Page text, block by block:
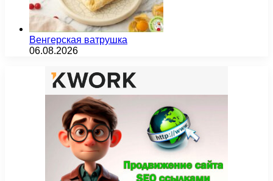
Венгерская ватрушка
06.08.2026